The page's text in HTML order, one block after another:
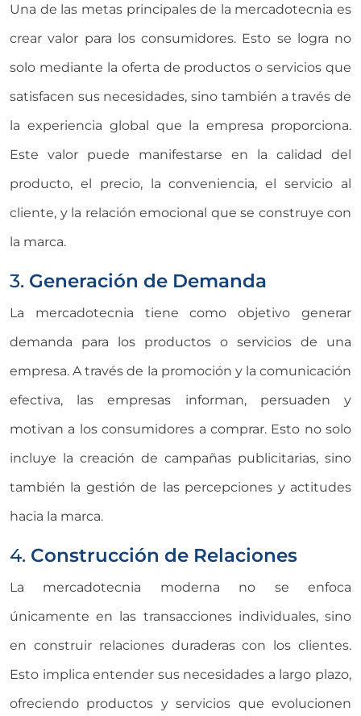
Una de las metas principales de la mercadotecnia es
crear valor para los consumidores. Esto se logra no
solo mediante la oferta de productos o servicios que
satisfacen sus necesidades, sino también a través de
la experiencia global que la empresa proporciona.
Este valor puede manifestarse en la calidad del
producto, el precio, la conveniencia, el servicio al
cliente, y la relación emocional que se construye con
la marca.
3. Generación de Demanda
La mercadotecnia tiene como objetivo generar
demanda para los productos o servicios de una
empresa. A través de la promoción y la comunicación
efectiva, las empresas informan, persuaden y
motivan a los consumidores a comprar. Esto no solo
incluye la creación de campañas publicitarias, sino
también la gestión de las percepciones y actitudes
hacia la marca.
4. Construcción de Relaciones
La mercadotecnia moderna no se enfoca
únicamente en las transacciones individuales, sino
en construir relaciones duraderas con los clientes.
Esto implica entender sus necesidades a largo plazo,
ofreciendo productos y servicios que evolucionen